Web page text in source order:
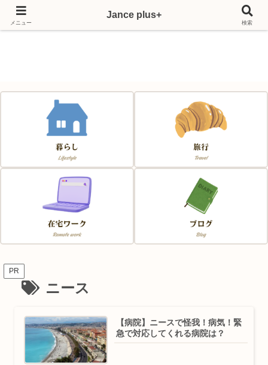
Japan & France & Chance～フランス移住応援サイト～
PR
ニース
【病院】ニースで怪我！病気！緊
急で対応してくれる病院は？
メニュー
Jance plus+
検索